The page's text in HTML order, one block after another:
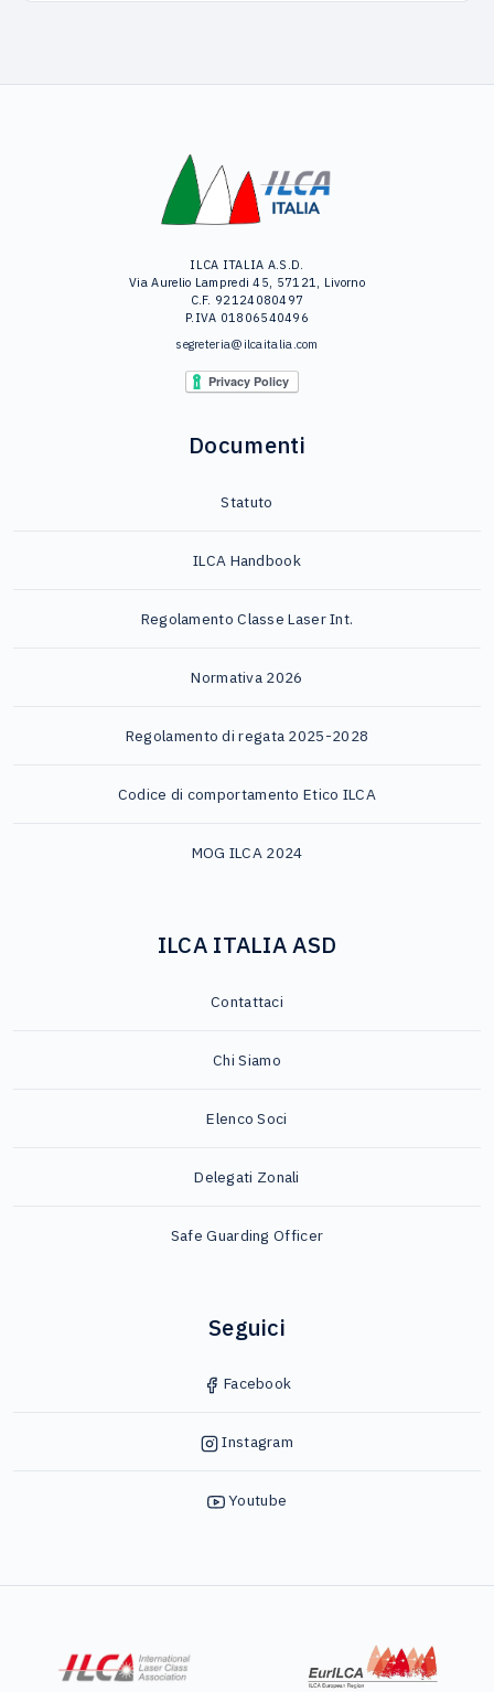
ILCA ITALIA A.S.D.
Via Aurelio Lampredi 45, 57121, Livorno
C.F. 92124080497
P.IVA 01806540496
segreteria@ilcaitalia.com
Documenti
Statuto
ILCA Handbook
Regolamento Classe Laser Int.
Normativa 2026
Regolamento di regata 2025-2028
Codice di comportamento Etico ILCA
MOG ILCA 2024
ILCA ITALIA ASD
Contattaci
Chi Siamo
Elenco Soci
Delegati Zonali
Safe Guarding Officer
Seguici
Facebook
Instagram
Youtube